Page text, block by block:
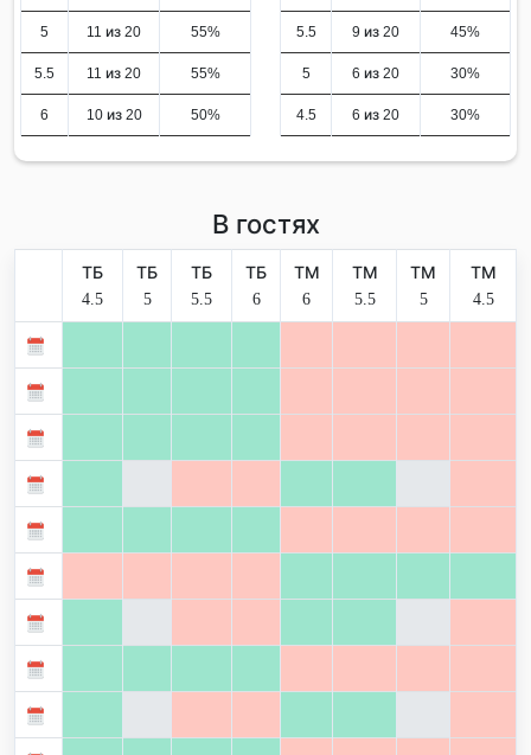
5 11 из 20 55%
5.5 11 из 20 55%
6 10 из 20 50%
5.5 9 из 20 45%
5 6 из 20 30%
4.5 6 из 20 30%
В гостях
ТБ
4.5
ТБ
5
ТБ
5.5
ТБ
6
ТМ
6
ТМ
5.5
ТМ
5
ТМ
4.5